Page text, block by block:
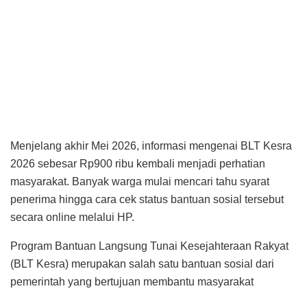
Menjelang akhir Mei 2026, informasi mengenai BLT Kesra
2026 sebesar Rp900 ribu kembali menjadi perhatian
masyarakat. Banyak warga mulai mencari tahu syarat
penerima hingga cara cek status bantuan sosial tersebut
secara online melalui HP.
Program Bantuan Langsung Tunai Kesejahteraan Rakyat
(BLT Kesra) merupakan salah satu bantuan sosial dari
pemerintah yang bertujuan membantu masyarakat